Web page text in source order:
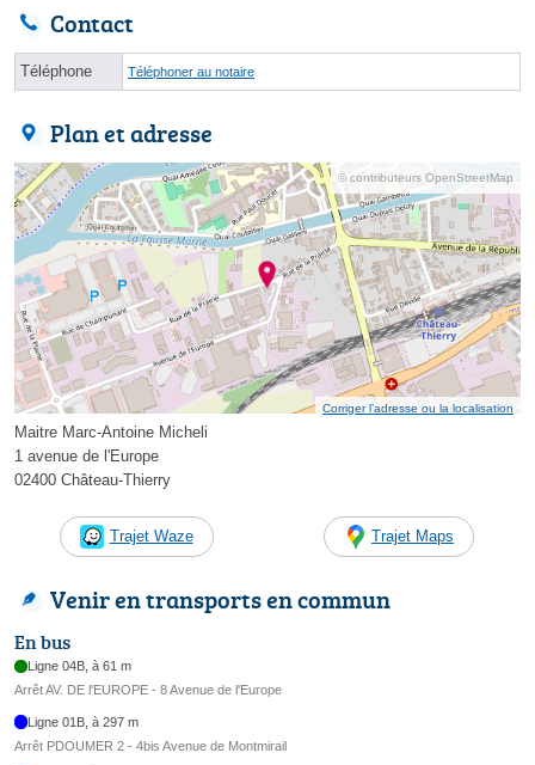
Contact
Téléphone Téléphoner au notaire
Plan et adresse
© contributeurs OpenStreetMap
Corriger l’adresse ou la localisation
Maitre Marc-Antoine Micheli
1 avenue de l'Europe
02400 Château-Thierry
Trajet Waze Trajet Maps
Venir en transports en commun
En bus
Ligne 04B, à 61 m
Arrêt AV. DE l'EUROPE - 8 Avenue de l'Europe
Ligne 01B, à 297 m
Arrêt PDOUMER 2 - 4bis Avenue de Montmirail